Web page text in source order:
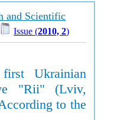
and Scientific
Issue (2010, 2)
Ukrainian
"Rii" (Lviv,
to the